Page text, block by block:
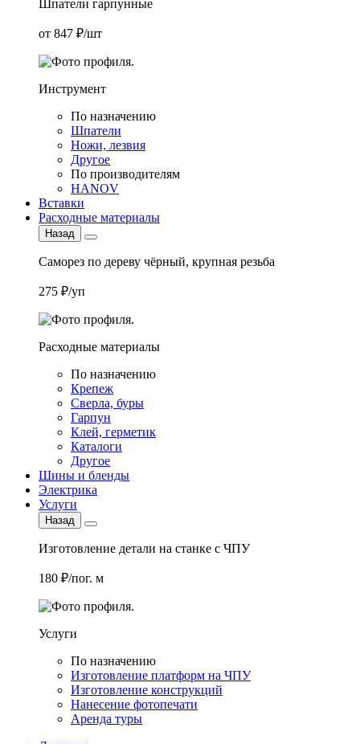
Шпатели гарпунные
от 847 ₽/шт
Инструмент
По назначению
Шпатели
Ножи, лезвия
Другое
По производителям
HANOV
Вставки
Расходные материалы
Назад
Саморез по дереву чёрный, крупная резьба
275 ₽/уп
Расходные материалы
По назначению
Крепеж
Сверла, буры
Гарпун
Клей, герметик
Каталоги
Другое
Шины и бленды
Электрика
Услуги
Назад
Изготовление детали на станке с ЧПУ
180 ₽/пог. м
Услуги
По назначению
Изготовление платформ на ЧПУ
Изготовление конструкций
Нанесение фотопечати
Аренда туры